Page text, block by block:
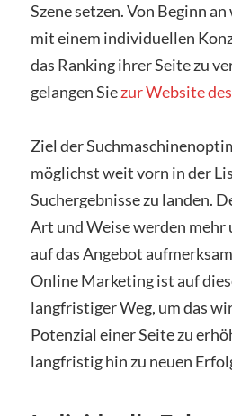
Szene setzen. Von Beginn
mit einem individuellen
das Ranking ihrer Seite zu
gelangen Siezur Website
Ziel der
möglichst weit vorn in der
Suchergebnisse zu landen.
Art und Weise werden mehr
auf das Angebot
Online Marketing ist auf
langfristiger Weg, um das
Potenzial einer Seite zu
langfristig hin zu neuen